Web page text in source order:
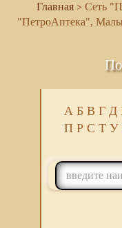
Сеть
"ПетроАптека",
А Б В Г Д
П Р С Т У